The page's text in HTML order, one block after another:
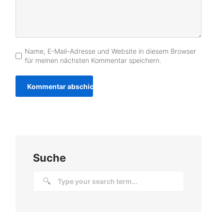
Name, E-Mail-Adresse und Website in diesem Browser
für meinen nächsten Kommentar speichern.
Suche